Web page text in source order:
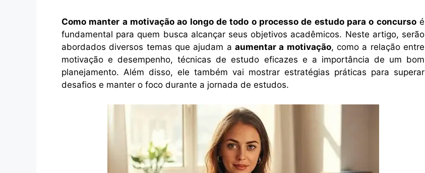
Como manter a motivação ao longo de todo o processo de estudo para o concursoé
fundamental para quem busca alcançar seus objetivos acadêmicos. Neste artigo, serão
abordados diversos temas que ajudam a aumentar a motivação, como a relação entre
motivação e desempenho, técnicas de estudo eficazes e a importância de um bom
planejamento. Além disso, ele também vai mostrar estratégias práticas para superar
desafios e manter o foco durante a jornada de estudos.